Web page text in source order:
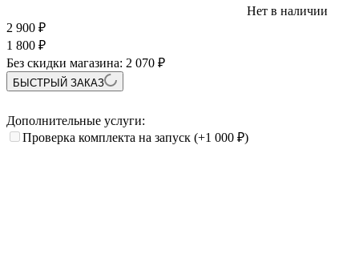
Нет в наличии
2 900 ₽
1 800 ₽
Без скидки магазина: 2 070 ₽
БЫСТРЫЙ ЗАКАЗ
Дополнительные услуги:
Проверка комплекта на запуск (+1 000 ₽)